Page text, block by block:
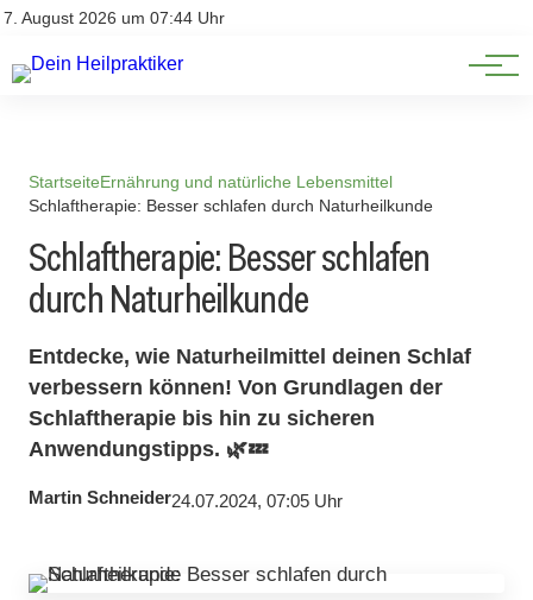
7. August 2026 um 07:44 Uhr
Impressum
Natürliche Medizin
Heilpflanzen & Kräuterkunde
StartseiteErnährung und natürliche Lebensmittel
Schlaftherapie: Besser schlafen durch Naturheilkunde
Schlaftherapie: Besser schlafen
durch Naturheilkunde
Entdecke, wie Naturheilmittel deinen Schlaf
verbessern können! Von Grundlagen der
Schlaftherapie bis hin zu sicheren
Anwendungstipps. 🌿💤
Martin Schneider24.07.2024, 07:05 Uhr